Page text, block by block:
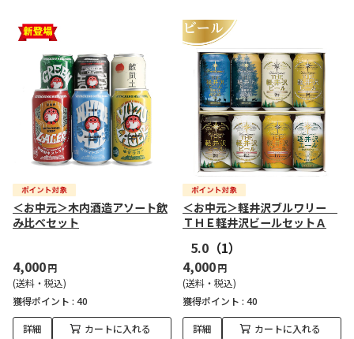
＜お中元＞木内酒造アソート飲
み比べセット
4,000円
(送料・税込)
獲得ポイント : 40
詳細 カートに入れる
＜お中元＞軽井沢ブルワリー
ＴＨＥ軽井沢ビールセットＡ
5.0 （1）
4,000円
(送料・税込)
獲得ポイント : 40
詳細 カートに入れる